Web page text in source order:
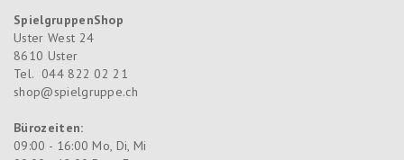
SpielgruppenShop
Uster West 24
8610 Uster
Tel. 044 822 02 21
shop@spielgruppe.ch
Bürozeiten:
09:00 - 16:00 Mo, Di, Mi